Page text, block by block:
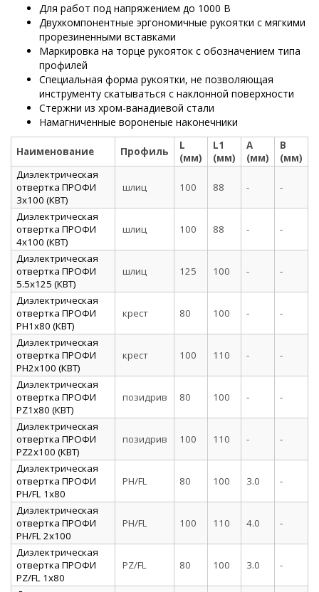
Для работ под напряжением до 1000 В
Двухкомпонентные эргономичные рукоятки с мягкими
прорезиненными вставками
Маркировка на торце рукояток с обозначением типа
профилей
Специальная форма рукоятки, не позволяющая
инструменту скатываться с наклонной поверхности
Стержни из хром-ванадиевой стали
Намагниченные вороненые наконечники
Наименование Профиль
L
(мм)
L1
(мм)
А
(мм)
В
(мм)
Диэлектрическая
отвертка ПРОФИ
3х100 (КВТ)
шлиц 100 88 - -
Диэлектрическая
отвертка ПРОФИ
4х100 (КВТ)
шлиц 100 88 - -
Диэлектрическая
отвертка ПРОФИ
5.5х125 (КВТ)
шлиц 125 100 - -
Диэлектрическая
отвертка ПРОФИ
PH1x80 (КВТ)
крест 80 100 - -
Диэлектрическая
отвертка ПРОФИ
PH2x100 (КВТ)
крест 100 110 - -
Диэлектрическая
отвертка ПРОФИ
PZ1x80 (КВТ)
позидрив 80 100 - -
Диэлектрическая
отвертка ПРОФИ
PZ2x100 (КВТ)
позидрив 100 110 - -
Диэлектрическая
отвертка ПРОФИ
PH/FL 1х80
PH/FL 80 100 3.0 -
Диэлектрическая
отвертка ПРОФИ
PH/FL 2х100
PH/FL 100 110 4.0 -
Диэлектрическая
отвертка ПРОФИ
PZ/FL 1х80
PZ/FL 80 100 3.0 -